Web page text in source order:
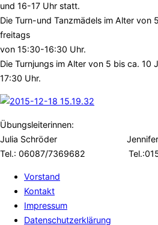
und 16-17 Uhr statt.
Die Turn-und Tanzmädels im Alter von
freitags
von 15:30-16:30 Uhr.
Die Turnjungs im Alter von 5 bis ca. 10
17:30 Uhr.
Übungsleiterinnen:
Julia Schröder Jennifer
Tel.: 06087/7369682
Vorstand
Kontakt
Impressum
Datenschutzerklärung